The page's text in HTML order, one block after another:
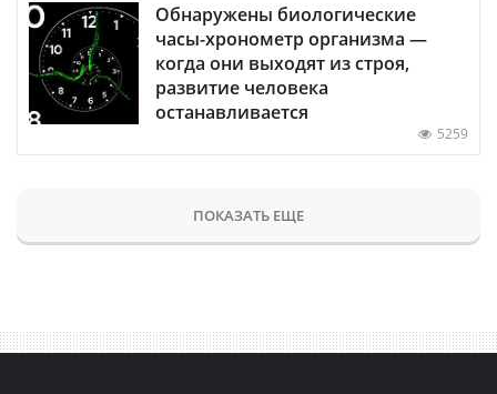
Обнаружены биологические
часы-хронометр организма —
когда они выходят из строя,
развитие человека
останавливается
5259
ПОКАЗАТЬ ЕЩЕ